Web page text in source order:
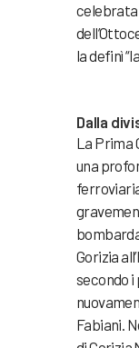
celebrata
la definì
Dalla
La Prima
una
Gorizia
secondo
Fabiani.